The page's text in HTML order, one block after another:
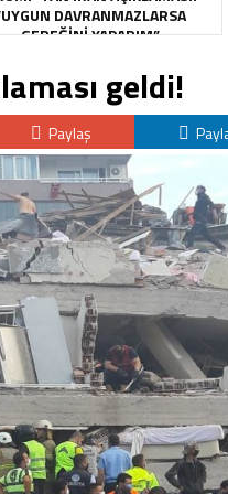
DAVRANMAZLARSA
GEREĞINI YAPARIM”
geldi!
Paylaş